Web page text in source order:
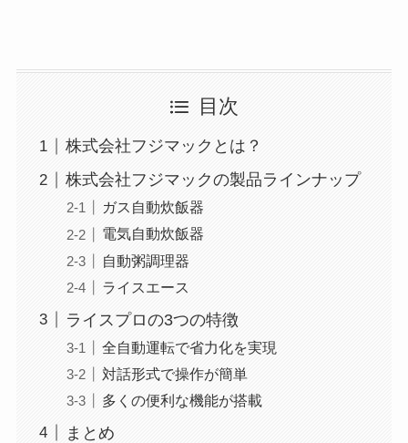
目次
株式会社フジマックとは？
株式会社フジマックの製品ラインナップ
ガス自動炊飯器
電気自動炊飯器
自動粥調理器
ライスエース
ライスプロの3つの特徴
全自動運転で省力化を実現
対話形式で操作が簡単
多くの便利な機能が搭載
まとめ